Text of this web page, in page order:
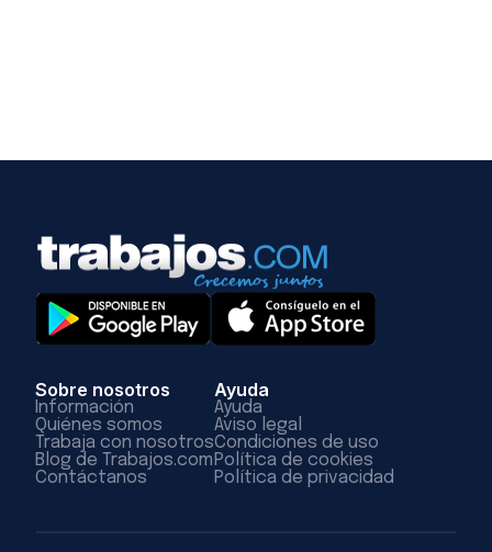
Sobre nosotros
Información
Quiénes somos
Trabaja con nosotros
Blog de Trabajos.com
Contáctanos
Ayuda
Ayuda
Aviso legal
Condiciones de uso
Política de cookies
Política de privacidad